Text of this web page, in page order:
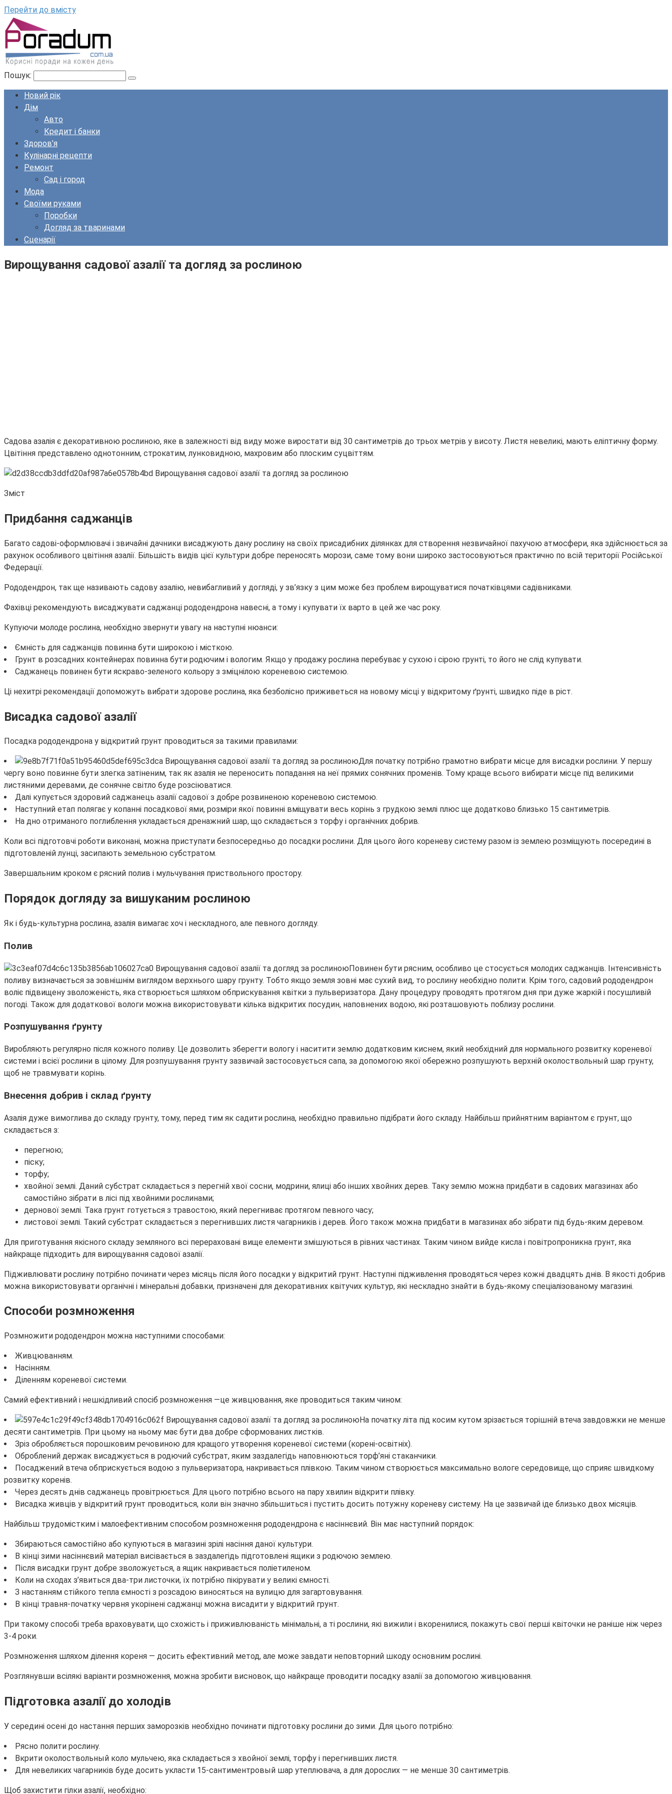
Перейти до вмісту
Пошук:
Новий рік
Дім
Авто
Кредит і банки
Здоров’я
Кулінарні рецепти
Ремонт
Сад і город
Мода
Своїми руками
Поробки
Догляд за тваринами
Сценарії
Вирощування садової азалії та догляд за рослиною
Садова азалія є декоративною рослиною, яке в залежності від виду може виростати від 30 сантиметрів до трьох метрів у висоту. Листя невеликі, мають еліптичну форму.
Цвітіння представлено однотонним, строкатим, лунковидною, махровим або плоским суцвіттям.
Зміст
Придбання саджанців
Багато садові-оформлювачі і звичайні дачники висаджують дану рослину на своїх присадибних ділянках для створення незвичайної пахучою атмосфери, яка здійснюється за
рахунок особливого цвітіння азалії. Більшість видів цієї культури добре переносять морози, саме тому вони широко застосовуються практично по всій території Російської
Федерації.
Рододендрон, так ще називають садову азалію, невибагливий у догляді, у зв’язку з цим може без проблем вирощуватися початківцями садівниками.
Фахівці рекомендують висаджувати саджанці рододендрона навесні, а тому і купувати їх варто в цей же час року.
Купуючи молоде рослина, необхідно звернути увагу на наступні нюанси:
Ємність для саджанців повинна бути широкою і місткою.
Грунт в розсадних контейнерах повинна бути родючим і вологим. Якщо у продажу рослина перебуває у сухою і сірою грунті, то його не слід купувати.
Саджанець повинен бути яскраво-зеленого кольору з зміцнілою кореневою системою.
Ці нехитрі рекомендації допоможуть вибрати здорове рослина, яка безболісно приживеться на новому місці у відкритому ґрунті, швидко піде в ріст.
Висадка садової азалії
Посадка рододендрона у відкритий грунт проводиться за такими правилами:
Для початку потрібно грамотно вибрати місце для висадки рослини. У першу
чергу воно повинне бути злегка затіненим, так як азалія не переносить попадання на неї прямих сонячних променів. Тому краще всього вибирати місце під великими
листяними деревами, де сонячне світло буде розсіюватися.
Далі купується здоровий саджанець азалії садової з добре розвиненою кореневою системою.
Наступний етап полягає у копанні посадкової ями, розміри якої повинні вміщувати весь корінь з грудкою землі плюс ще додатково близько 15 сантиметрів.
На дно отриманого поглиблення укладається дренажний шар, що складається з торфу і органічних добрив.
Коли всі підготовчі роботи виконані, можна приступати безпосередньо до посадки рослини. Для цього його кореневу систему разом із землею розміщують посередині в
підготовленій лунці, засипають земельною субстратом.
Завершальним кроком є рясний полив і мульчування приствольного простору.
Порядок догляду за вишуканим рослиною
Як і будь-культурна рослина, азалія вимагає хоч і нескладного, але певного догляду.
Полив
Повинен бути рясним, особливо це стосується молодих саджанців. Інтенсивність
поливу визначається за зовнішнім виглядом верхнього шару грунту. Тобто якщо земля зовні має сухий вид, то рослину необхідно полити. Крім того, садовий рододендрон
воліє підвищену зволоженість, яка створюється шляхом обприскування квітки з пульверизатора. Дану процедуру проводять протягом дня при дуже жаркій і посушливій
погоді. Також для додаткової вологи можна використовувати кілька відкритих посудин, наповнених водою, які розташовують поблизу рослини.
Розпушування ґрунту
Виробляють регулярно після кожного поливу. Це дозволить зберегти вологу і наситити землю додатковим киснем, який необхідний для нормального розвитку кореневої
системи і всієї рослини в цілому. Для розпушування грунту зазвичай застосовується сапа, за допомогою якої обережно розпушують верхній околоствольный шар грунту,
щоб не травмувати корінь.
Внесення добрив і склад ґрунту
Азалія дуже вимоглива до складу грунту, тому, перед тим як садити рослина, необхідно правильно підібрати його складу. Найбільш прийнятним варіантом є грунт, що
складається з:
перегною;
піску;
торфу;
хвойної землі. Даний субстрат складається з перегній хвої сосни, модрини, ялиці або інших хвойних дерев. Таку землю можна придбати в садових магазинах або
самостійно зібрати в лісі під хвойними рослинами;
дернової землі. Така грунт готується з травостою, який перегниває протягом певного часу;
листової землі. Такий субстрат складається з перегнивших листя чагарників і дерев. Його також можна придбати в магазинах або зібрати під будь-яким деревом.
Для приготування якісного складу земляного всі перераховані вище елементи змішуються в рівних частинах. Таким чином вийде кисла і повітропроникна грунт, яка
найкраще підходить для вирощування садової азалії.
Підживлювати рослину потрібно починати через місяць після його посадки у відкритий грунт. Наступні підживлення проводяться через кожні двадцять днів. В якості добрив
можна використовувати органічні і мінеральні добавки, призначені для декоративних квітучих культур, які нескладно знайти в будь-якому спеціалізованому магазині.
Способи розмноження
Розмножити рододендрон можна наступними способами:
Живцюванням.
Насінням.
Діленням кореневої системи.
Самий ефективний і нешкідливий спосіб розмноження —це живцювання, яке проводиться таким чином:
На початку літа під косим кутом зрізається торішній втеча завдовжки не менше
десяти сантиметрів. При цьому на ньому має бути два добре сформованих листків.
Зріз обробляється порошковим речовиною для кращого утворення кореневої системи (корені-освітніх).
Оброблений держак висаджується в родючий субстрат, яким заздалегідь наповнюються торф’яні стаканчики.
Посаджений втеча обприскується водою з пульверизатора, накривається плівкою. Таким чином створюється максимально вологе середовище, що сприяє швидкому
розвитку коренів.
Через десять днів саджанець провітрюється. Для цього потрібно всього на пару хвилин відкрити плівку.
Висадка живців у відкритий грунт проводиться, коли він значно збільшиться і пустить досить потужну кореневу систему. На це зазвичай іде близько двох місяців.
Найбільш трудомістким і малоефективним способом розмноження рододендрона є насіннєвий. Він має наступний порядок:
Збираються самостійно або купуються в магазині зрілі насіння даної культури.
В кінці зими насіннєвий матеріал висівається в заздалегідь підготовлені ящики з родючою землею.
Після висадки грунт добре зволожується, а ящик накривається поліетиленом.
Коли на сходах з’явиться два-три листочки, їх потрібно пікірувати у великі ємності.
З настанням стійкого тепла ємності з розсадою виносяться на вулицю для загартовування.
В кінці травня-початку червня укорінені саджанці можна висадити у відкритий грунт.
При такому способі треба враховувати, що схожість і приживлюваність мінімальні, а ті рослини, які вижили і вкоренилися, покажуть свої перші квіточки не раніше ніж через
3-4 роки.
Розмноження шляхом ділення кореня — досить ефективний метод, але може завдати неповторний шкоду основним рослині.
Розглянувши всілякі варіанти розмноження, можна зробити висновок, що найкраще проводити посадку азалії за допомогою живцювання.
Підготовка азалії до холодів
У середині осені до настання перших заморозків необхідно починати підготовку рослини до зими. Для цього потрібно:
Рясно полити рослину.
Вкрити околоствольный коло мульчею, яка складається з хвойної землі, торфу і перегнивших листя.
Для невеликих чагарників буде досить укласти 15-сантиментровый шар утеплювача, а для дорослих — не менше 30 сантиметрів.
Щоб захистити гілки азалії, необхідно: